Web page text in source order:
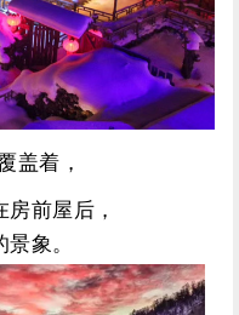
盖着，
前屋后，
象。